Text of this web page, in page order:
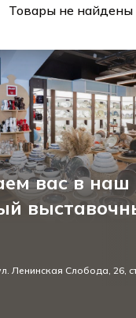
Товары не найдены
вас в наш
Ленинская Слобода, 26,